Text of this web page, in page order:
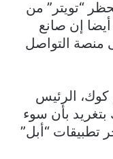
“تويتر” من
إن صانع
منصة التواصل
كوك، الرئيس
بتغريد بأن سوء
تطبيقات “أبل”